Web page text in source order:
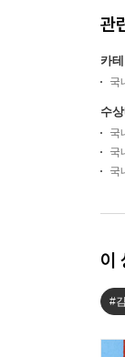
관
카
국
수
국
국
국
이
#